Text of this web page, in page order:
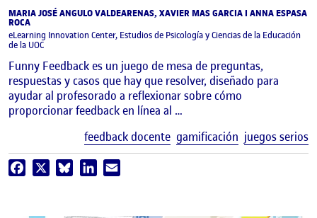
MARIA JOSÉ ANGULO VALDEARENAS, XAVIER MAS GARCIA I ANNA ESPASA
ROCA
eLearning Innovation Center, Estudios de Psicología y Ciencias de la Educación
de la UOC
Funny Feedback es un juego de mesa de preguntas,
respuestas y casos que hay que resolver, diseñado para
ayudar al profesorado a reflexionar sobre cómo
proporcionar feedback en línea al …
feedback docente gamificación juegos serios
Facebook BlueskyLinkedIn